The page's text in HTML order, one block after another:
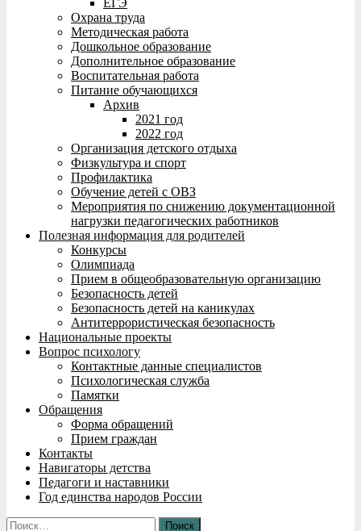
ЕГЭ
Охрана труда
Методическая работа
Дошкольное образование
Дополнительное образование
Воспитательная работа
Питание обучающихся
Архив
2021 год
2022 год
Организация детского отдыха
Физкультура и спорт
Профилактика
Обучение детей с ОВЗ
Мероприятия по снижению документационной
нагрузки педагогических работников
Полезная информация для родителей
Конкурсы
Олимпиада
Прием в общеобразовательную организацию
Безопасность детей
Безопасность детей на каникулах
Антитеррористическая безопасность
Национальные проекты
Вопрос психологу
Контактные данные специалистов
Психологическая служба
Памятки
Обращения
Форма обращений
Прием граждан
Контакты
Навигаторы детства
Педагоги и наставники
Год единства народов России
Найти: